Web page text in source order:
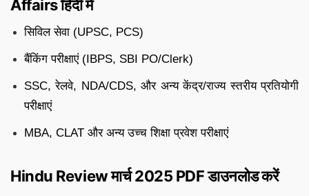
Affairs हिंदी में
सिविल सेवा (UPSC, PCS)
बैंकिंग परीक्षाएं (IBPS, SBI PO/Clerk)
SSC, रेलवे, NDA/CDS, और अन्य केंद्र/राज्य स्तरीय प्रतियोगी
परीक्षाएं
MBA, CLAT और अन्य उच्च शिक्षा प्रवेश परीक्षाएं
Hindu Review मार्च 2025 PDF डाउनलोड करें